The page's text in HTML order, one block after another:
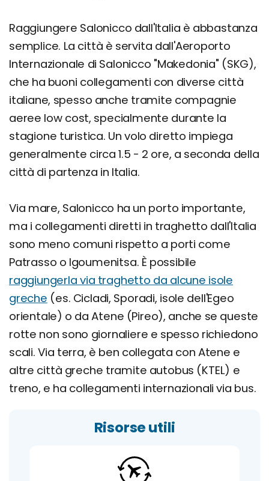
Raggiungere Salonicco dall'Italia è abbastanza
semplice. La città è servita dall'Aeroporto
Internazionale di Salonicco "Makedonia" (SKG),
che ha buoni collegamenti con diverse città
italiane, spesso anche tramite compagnie
aeree low cost, specialmente durante la
stagione turistica. Un volo diretto impiega
generalmente circa 1.5 - 2 ore, a seconda della
città di partenza in Italia.
Via mare, Salonicco ha un porto importante,
ma i collegamenti diretti in traghetto dall'Italia
sono meno comuni rispetto a porti come
Patrasso o Igoumenitsa. È possibile
raggiungerla via traghetto da alcune isole
greche (es. Cicladi, Sporadi, isole dell'Egeo
orientale) o da Atene (Pireo), anche se queste
rotte non sono giornaliere e spesso richiedono
scali. Via terra, è ben collegata con Atene e
altre città greche tramite autobus (KTEL) e
treno, e ha collegamenti internazionali via bus.
Risorse utili